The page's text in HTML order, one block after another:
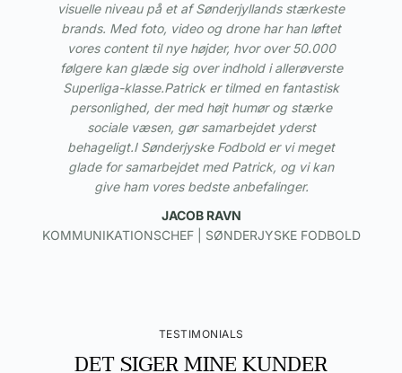
visuelle niveau på et af Sønderjyllands stærkeste
brands. Med foto, video og drone har han løftet
vores content til nye højder, hvor over 50.000
følgere kan glæde sig over indhold i allerøverste
Superliga-klasse.Patrick er tilmed en fantastisk
personlighed, der med højt humør og stærke
sociale væsen, gør samarbejdet yderst
behageligt.I Sønderjyske Fodbold er vi meget
glade for samarbejdet med Patrick, og vi kan
give ham vores bedste anbefalinger.
JACOB RAVN
KOMMUNIKATIONSCHEF | SØNDERJYSKE FODBOLD
TESTIMONIALS
DET SIGER MINE KUNDER